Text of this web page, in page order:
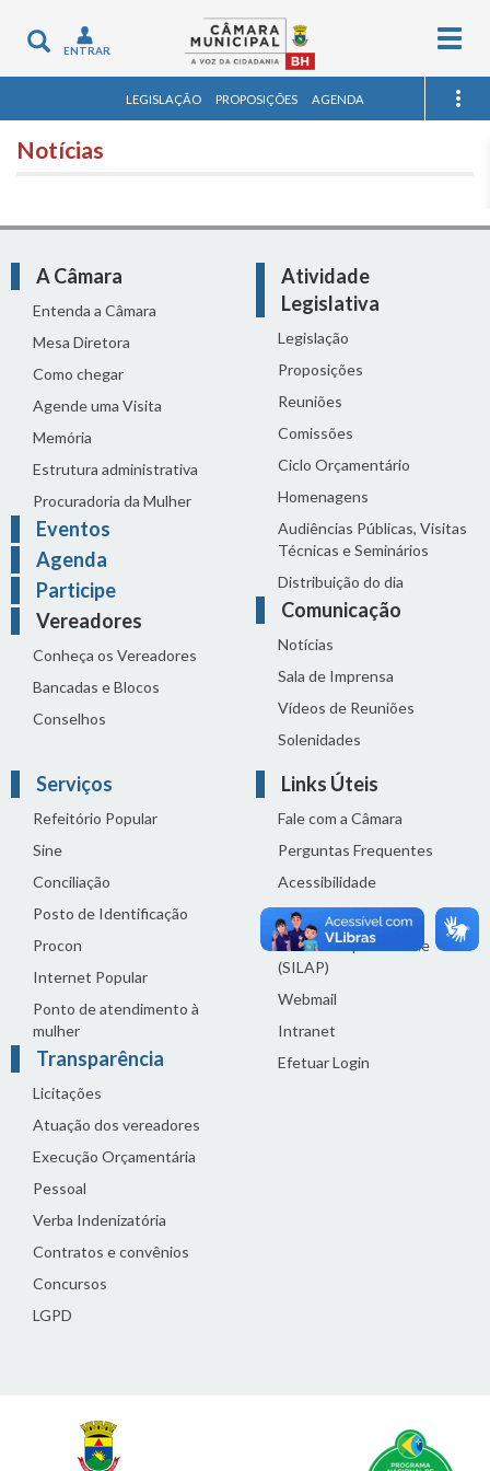
Toggle
navigation
ENTRAR
LEGISLAÇÃO PROPOSIÇÕES AGENDA
Notícias
A Câmara
Entenda a Câmara
Mesa Diretora
Como chegar
Agende uma Visita
Memória
Estrutura administrativa
Procuradoria da Mulher
Eventos
Agenda
Participe
Vereadores
Conheça os Vereadores
Bancadas e Blocos
Conselhos
Atividade
Legislativa
Legislação
Proposições
Reuniões
Comissões
Ciclo Orçamentário
Homenagens
Audiências Públicas, Visitas
Técnicas e Seminários
Distribuição do dia
Comunicação
Notícias
Sala de Imprensa
Vídeos de Reuniões
Solenidades
Serviços
Refeitório Popular
Sine
Conciliação
Posto de Identificação
Procon
Internet Popular
Ponto de atendimento à
mulher
Transparência
Licitações
Atuação dos vereadores
Execução Orçamentária
Pessoal
Verba Indenizatória
Contratos e convênios
Concursos
LGPD
Links Úteis
Fale com a Câmara
Perguntas Frequentes
Acessibilidade
Termos de uso
Política de privacidade
(SILAP)
Webmail
Intranet
Efetuar Login